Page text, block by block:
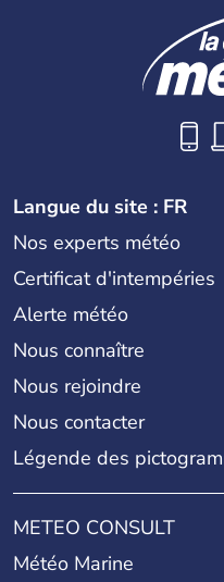
Langue du site : FR
Nos experts météo
Certificat d'intempéries
Alerte météo
Nous connaître
Nous rejoindre
Nous contacter
Légende des
METEO CONSULT
Météo Marine